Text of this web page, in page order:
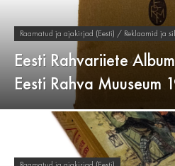
Raamatud ja ajakirjad (Eesti) / Reklaamid ja
Eesti Rahvariiete
Eesti Rahva Muuseum